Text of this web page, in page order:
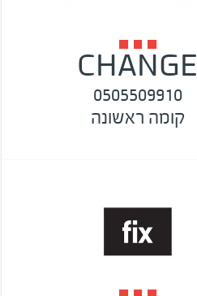
CHANGE
0505509910
קומה ראשונה